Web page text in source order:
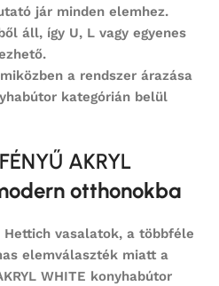
jár minden elemhez.
áll, így U, L vagy egyenes
a rendszer árazása
kategórián belül
AKRYL
otthonokba
vasalatok, a többféle
elemválaszték miatt a
WHITE konyhabútor